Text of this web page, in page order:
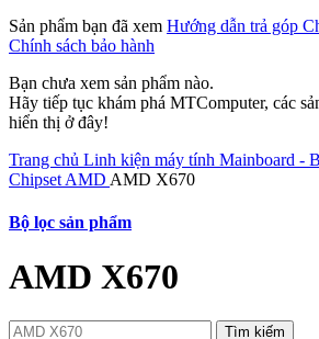
Sản phẩm bạn đã xem Hướng dẫn trả góp
Chính sách bảo hành
Bạn chưa xem sản phẩm nào.
Hãy tiếp tục khám phá MTComputer, các
hiển thị ở đây!
Trang chủ Linh kiện máy tính Mainboard -
Chipset AMD AMD X670
Bộ lọc sản phẩm
AMD X670
Tìm kiếm